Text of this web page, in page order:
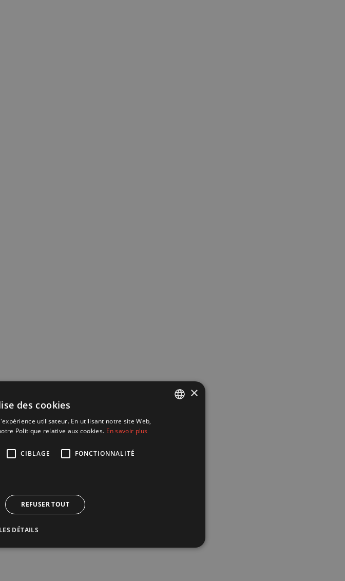
×
des cookies
utilisateur. En utilisant notre site Web,
Politique relative aux cookies. En savoir plus
CIBLAGE FONCTIONNALITÉ
REFUSER TOUT
DÉTAILS